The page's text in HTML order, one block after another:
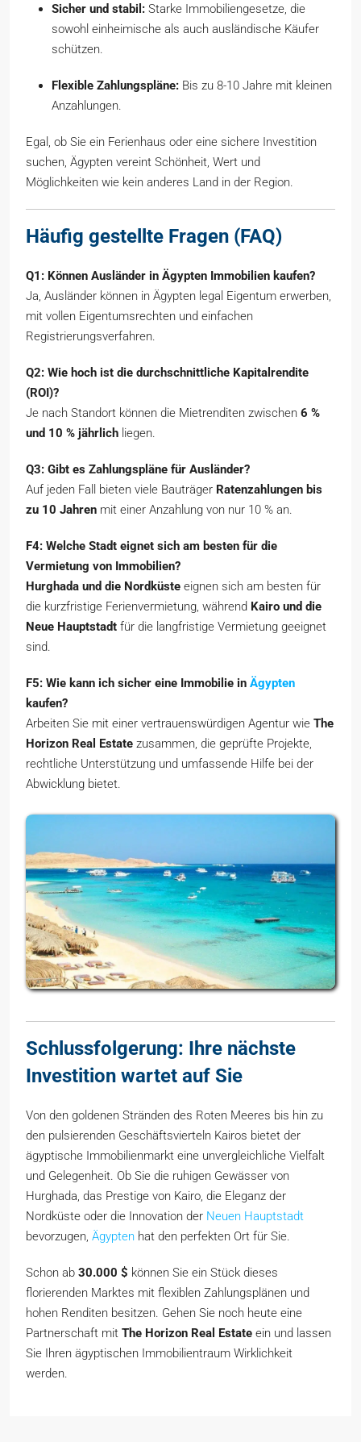
Sicher und stabil: Starke Immobiliengesetze, die
sowohl einheimische als auch ausländische Käufer
schützen.
Flexible Zahlungspläne: Bis zu 8-10 Jahre mit kleinen
Anzahlungen.
Egal, ob Sie ein Ferienhaus oder eine sichere Investition
suchen, Ägypten vereint Schönheit, Wert und
Möglichkeiten wie kein anderes Land in der Region.
Häufig gestellte Fragen (FAQ)
Q1: Können Ausländer in Ägypten Immobilien kaufen?
Ja, Ausländer können in Ägypten legal Eigentum erwerben,
mit vollen Eigentumsrechten und einfachen
Registrierungsverfahren.
Q2: Wie hoch ist die durchschnittliche Kapitalrendite
(ROI)?
Je nach Standort können die Mietrenditen zwischen 6 %
und 10 % jährlich liegen.
Q3: Gibt es Zahlungspläne für Ausländer?
Auf jeden Fall bieten viele Bauträger Ratenzahlungen bis
zu 10 Jahren mit einer Anzahlung von nur 10 % an.
F4: Welche Stadt eignet sich am besten für die
Vermietung von Immobilien?
Hurghada und die Nordküste eignen sich am besten für
die kurzfristige Ferienvermietung, während Kairo und die
Neue Hauptstadt für die langfristige Vermietung geeignet
sind.
F5: Wie kann ich sicher eine Immobilie in Ägypten
kaufen?
Arbeiten Sie mit einer vertrauenswürdigen Agentur wie The
Horizon Real Estate zusammen, die geprüfte Projekte,
rechtliche Unterstützung und umfassende Hilfe bei der
Abwicklung bietet.
Schlussfolgerung: Ihre nächste
Investition wartet auf Sie
Von den goldenen Stränden des Roten Meeres bis hin zu
den pulsierenden Geschäftsvierteln Kairos bietet der
ägyptische Immobilienmarkt eine unvergleichliche Vielfalt
und Gelegenheit. Ob Sie die ruhigen Gewässer von
Hurghada, das Prestige von Kairo, die Eleganz der
Nordküste oder die Innovation der Neuen Hauptstadt
bevorzugen, Ägypten hat den perfekten Ort für Sie.
Schon ab 30.000 $ können Sie ein Stück dieses
florierenden Marktes mit flexiblen Zahlungsplänen und
hohen Renditen besitzen. Gehen Sie noch heute eine
Partnerschaft mit The Horizon Real Estate ein und lassen
Sie Ihren ägyptischen Immobilientraum Wirklichkeit
werden.